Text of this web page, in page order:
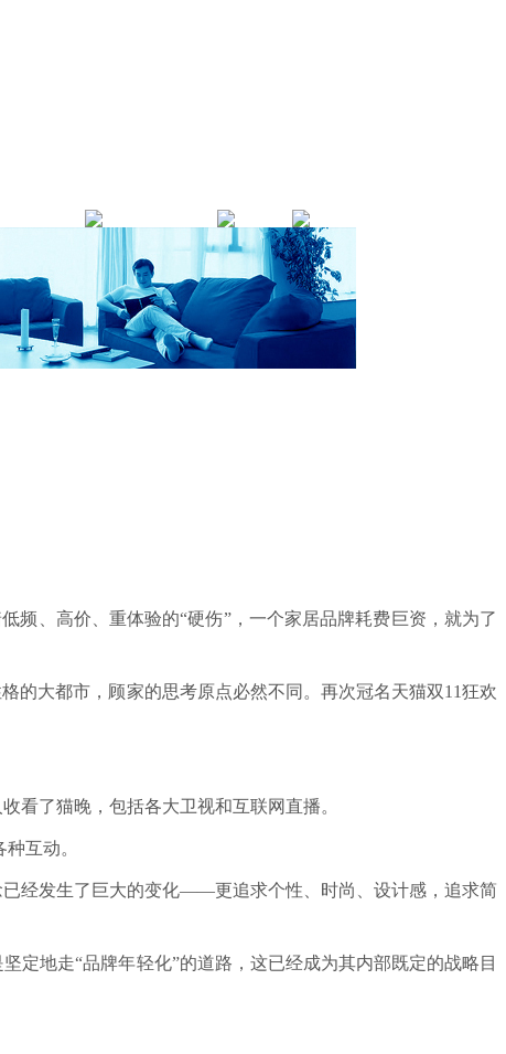
频、高价、重体验的“硬伤”，一个家居品牌耗费巨资，就为了
的大都市，顾家的思考原点必然不同。再次冠名天猫双11狂欢
看了猫晚，包括各大卫视和互联网直播。
互动。
经发生了巨大的变化——更追求个性、时尚、设计感，追求简
地走“品牌年轻化”的道路，这已经成为其内部既定的战略目